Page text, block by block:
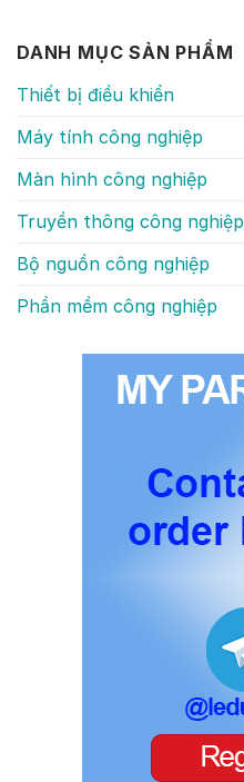
DANH MỤC SẢN PHẨM
Thiết bị điều khiển
Máy tính công nghiệp
Màn hình công nghiệp
Truyền thông công nghiệp
Bộ nguồn công nghiệp
Phần mềm công nghiệp